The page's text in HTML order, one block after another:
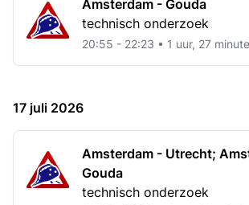
Amsterdam - Gouda
technisch onderzoek
20:55 - 22:23 • 1 uur, 27
17 juli 2026
Amsterdam - Utrecht;
Gouda
technisch onderzoek